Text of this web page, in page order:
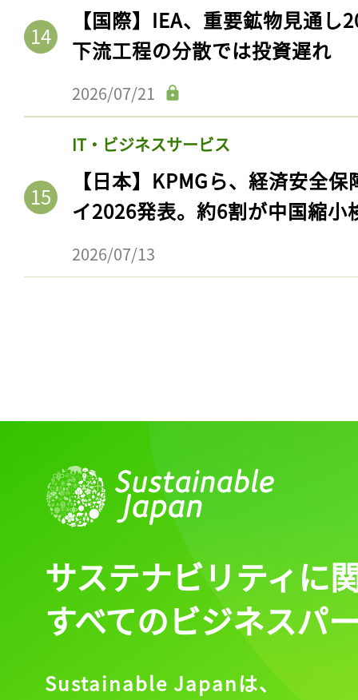
【国際】IEA、重要鉱物見通
下流工程の分散では投資遅れ
2026/07/21
IT・ビジネスサービス
【日本】KPMGら、経済安全
イ2026発表。約6割が中国縮小
2026/07/13
記事をお気に入りに
サステナビリティに
すべてのビジネスパ
Sustainable Japanは、